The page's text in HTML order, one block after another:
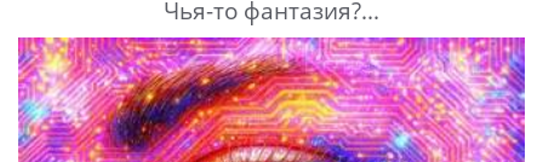
Чья-то фантазия?...